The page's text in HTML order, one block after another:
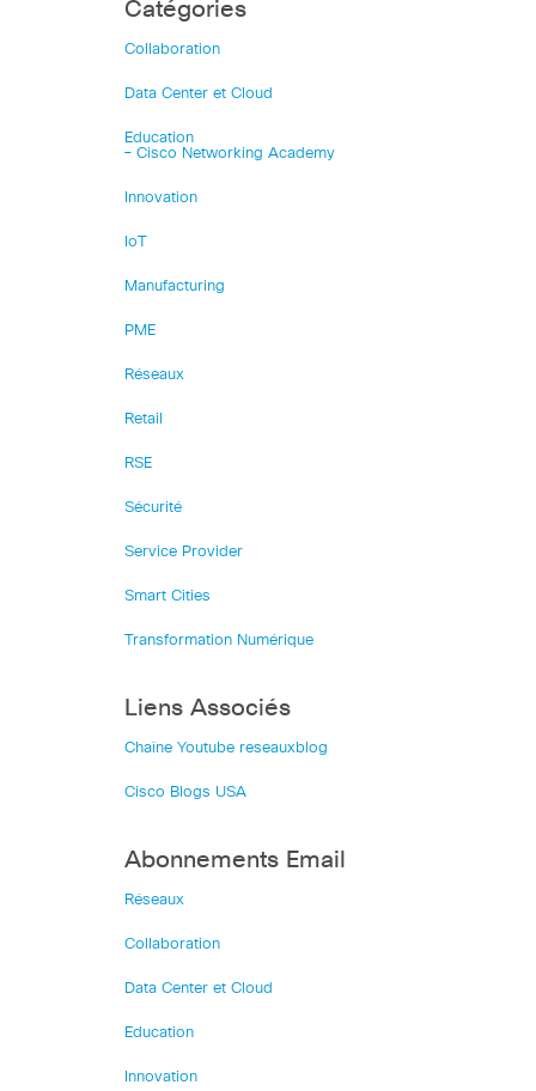
Catégories
Collaboration
Data Center et Cloud
Education
– Cisco Networking Academy
Innovation
IoT
Manufacturing
PME
Réseaux
Retail
RSE
Sécurité
Service Provider
Smart Cities
Transformation Numérique
Liens Associés
Chaîne Youtube reseauxblog
Cisco Blogs USA
Abonnements Email
Réseaux
Collaboration
Data Center et Cloud
Education
Innovation